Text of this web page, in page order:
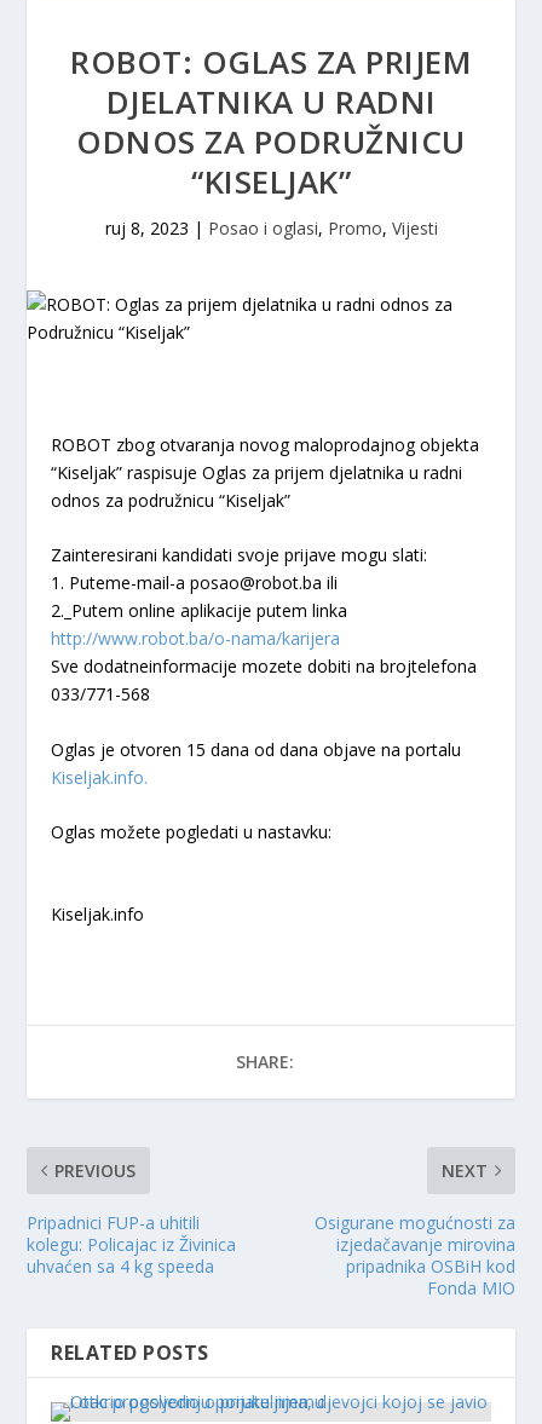
ROBOT: OGLAS ZA PRIJEM
DJELATNIKA U RADNI
ODNOS ZA PODRUŽNICU
“KISELJAK”
ruj 8, 2023 | Posao i oglasi, Promo, Vijesti
ROBOT zbog otvaranja novog maloprodajnog objekta
“Kiseljak” raspisuje Oglas za prijem djelatnika u radni
odnos za podružnicu “Kiseljak”
Zainteresirani kandidati svoje prijave mogu slati:
1. Puteme-mail-a posao@robot.ba ili
2._Putem online aplikacije putem linka
http://www.robot.ba/o-nama/karijera
Sve dodatneinformacije mozete dobiti na brojtelefona
033/771-568
Oglas je otvoren 15 dana od dana objave na portalu
Kiseljak.info.
Oglas možete pogledati u nastavku:
Kiseljak.info
SHARE:
PREVIOUS
Pripadnici FUP-a uhitili
kolegu: Policajac iz Živinica
uhvaćen sa 4 kg speeda
NEXT
Osigurane mogućnosti za
izjedačavanje mirovina
pripadnika OSBiH kod
Fonda MIO
RELATED POSTS